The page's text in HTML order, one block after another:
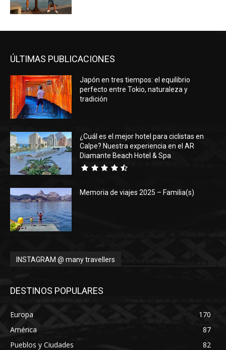
ÚLTIMAS PUBLICACIONES
Japón en tres tiempos: el equilibrio
perfecto entre Tokio, naturaleza y
tradición
¿Cuál es el mejor hotel para ciclistas en
Calpe? Nuestra experiencia en el AR
Diamante Beach Hotel & Spa
Memoria de viajes 2025 – Familia(s)
INSTAGRAM @ many travellers
DESTINOS POPULARES
Europa
170
América
87
Pueblos y Ciudades
82